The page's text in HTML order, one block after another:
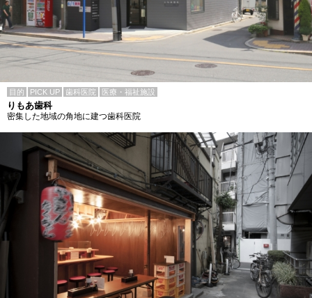
目的 PICK UP 歯科医院 医療・福祉施設
りもあ歯科
密集した地域の角地に建つ歯科医院